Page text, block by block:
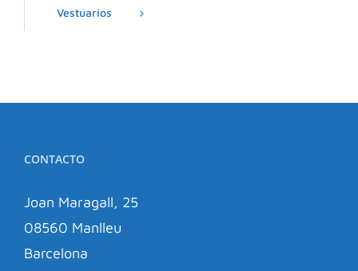
Vestuarios
CONTACTO
Joan Maragall, 25
08560 Manlleu
Barcelona